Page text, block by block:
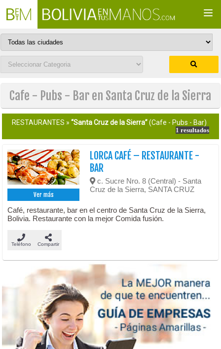
Cafe - Pubs - Bar en Santa Cruz de la Sierra
RESTAURANTES »“Santa Cruz de la Sierra”(Cafe - Pubs - Bar)
1 resultados
Ver más
LORCA CAFÉ – RESTAURANTE -
BAR
c. Sucre Nro. 8 (Central) - Santa
Cruz de la Sierra, SANTA CRUZ
Café, restaurante, bar en el centro de Santa Cruz de la Sierra,
Bolivia. Restaurante con la mejor Comida fusión.
Teléfono Compartir